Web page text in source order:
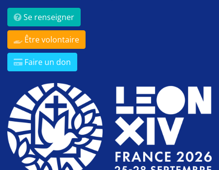
Se renseigner
Être volontaire
Faire un don